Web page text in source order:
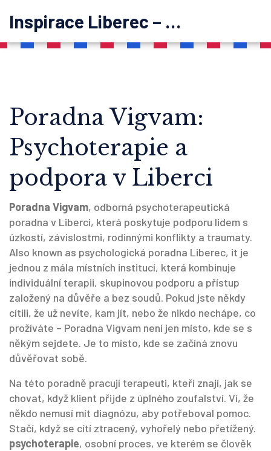
Inspirace Liberec – psychoterapie
Poradna Vigvam:
Psychoterapie a
podpora v Liberci
Poradna Vigvam, odborná psychoterapeutická
poradna v Liberci, která poskytuje podporu lidem s
úzkostí, závislostmi, rodinnými konflikty a traumaty.
Also known as psychologická poradna Liberec, it je
jednou z mála místních institucí, která kombinuje
individuální terapii, skupinovou podporu a přístup
založený na důvěře a bez soudů. Pokud jste někdy
cítili, že už nevíte, kam jít, nebo že nikdo nechápe, co
prožíváte – Poradna Vigvam není jen místo, kde se s
někým sejdete. Je to místo, kde se začíná znovu
důvěřovat sobě.
Na této poradně pracují terapeuti, kteří znají, jak se
chovat, když klient přijde z úplného zoufalství. Ví, že
někdo nemusí mít diagnózu, aby potřeboval pomoc.
Stačí, když se cítí ztracený, vyhořelý nebo přetížený.
psychoterapie, osobní proces, ve kterém se člověk